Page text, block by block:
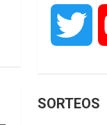
a
i
SORTEOS